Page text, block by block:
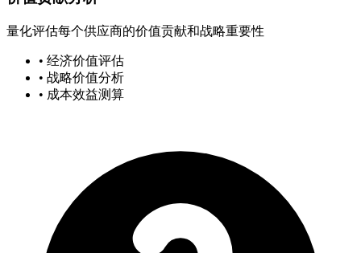
量化评估每个供应商的价值贡献和战略重要性
• 经济价值评估
• 战略价值分析
• 成本效益测算